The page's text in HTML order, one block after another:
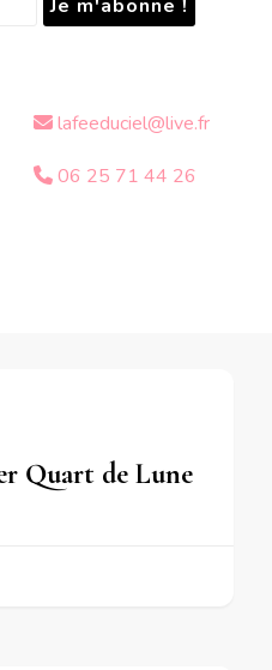
lafeeduciel@live.fr
06 25 71 44 26